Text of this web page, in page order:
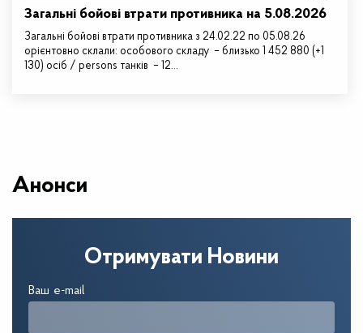
Загальні бойові втрати противника на 5.08.2026
Загальні бойові втрати противника з 24.02.22 по 05.08.26
орієнтовно склали: особового складу – близько 1 452 880 (+1
130) осіб / persons танків – 12…
Анонси
Отримувати Новини
Ваш e-mail